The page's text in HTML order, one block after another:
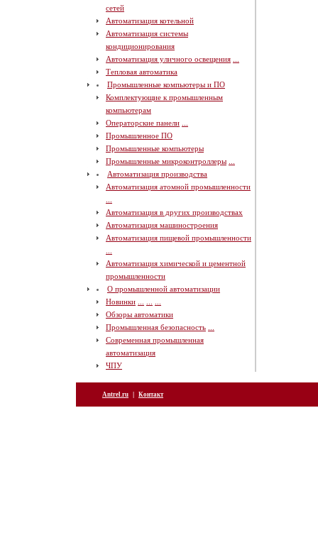
сетей
Автоматизация котельной
Автоматизация системы
кондиционирования
Автоматизация уличного освещения
Тепловая автоматика
Промышленные компьютеры и ПО
Комплектующие к промышленным
компьютерам
Операторские панели
Промышленное ПО
Промышленные компьютеры
Промышленные микроконтроллеры
Автоматизация производства
Автоматизация атомной промышленности
Автоматизация в других производствах
Автоматизация машиностроения
Автоматизация пищевой промышленности
Автоматизация химической и цементной
промышленности
О промышленной автоматизации
Новинки
Обзоры автоматики
Промышленная безопасность
Современная промышленная
автоматизация
ЧПУ
Antrel.ru | Контакт